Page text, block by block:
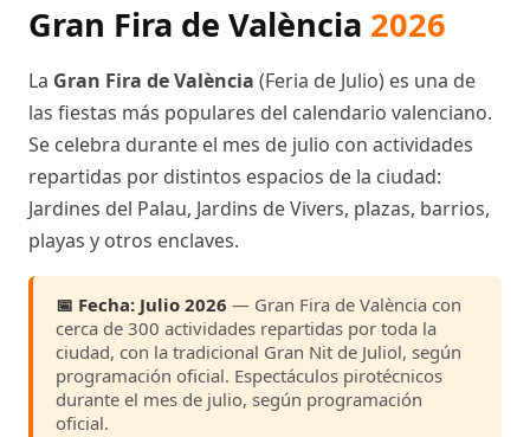
Gran Fira de València 2026
La Gran Fira de València (Feria de Julio) es una de
las fiestas más populares del calendario valenciano.
Se celebra durante el mes de julio con actividades
repartidas por distintos espacios de la ciudad:
Jardines del Palau, Jardins de Vivers, plazas, barrios,
playas y otros enclaves.
📅 Fecha: Julio 2026 — Gran Fira de València con
cerca de 300 actividades repartidas por toda la
ciudad, con la tradicional Gran Nit de Juliol, según
programación oficial. Espectáculos pirotécnicos
durante el mes de julio, según programación
oficial.